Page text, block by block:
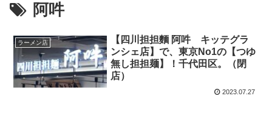
阿吽
ラーメン店
【四川担担麵 阿吽 キッテグラ
ンシェ店】で、東京No1の【つゆ
無し担担麺】！千代田区。（閉
店）
2023.07.27